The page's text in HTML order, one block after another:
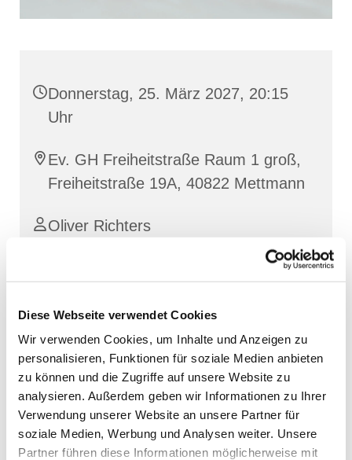
Diese Webseite verwendet Cookies
Wir verwenden Cookies, um Inhalte und Anzeigen zu
personalisieren, Funktionen für soziale Medien anbieten
zu können und die Zugriffe auf unsere Website zu
analysieren. Außerdem geben wir Informationen zu Ihrer
Verwendung unserer Website an unsere Partner für
soziale Medien, Werbung und Analysen weiter. Unsere
Partner führen diese Informationen möglicherweise mit
Donnerstag, 25. März 2027, 20:15
Uhr
Ev. GH Freiheitstraße Raum 1 groß,
Freiheitstraße 19A, 40822 Mettmann
Oliver Richters